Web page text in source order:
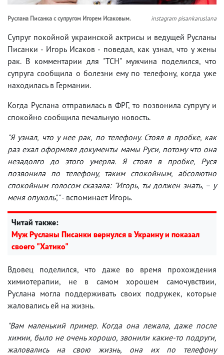
Руслана Писанка с супругом Игорем Исаковым. instagram pisankaruslana
Супруг покойной украинской актрисы и ведущей Русланы
Писанки - Игорь Исаков - поведал, как узнал, что у жены
рак. В комментарии для "ТСН" мужчина поделился, что
супруга сообщила о болезни ему по телефону, когда уже
находилась в Германии.
Когда Руслана отправилась в ФРГ, то позвонила супругу и
спокойно сообщила печальную новость.
"Я узнал, что у нее рак, по телефону. Стоял в пробке, как
раз ехал оформлял документы мамы Руси, потому что она
незадолго до этого умерла. Я стоял в пробке, Руся
позвонила по телефону, таким спокойным, абсолютно
спокойным голосом сказала: "Игорь, ты должен знать, – у
меня опухоль","- вспоминает Игорь.
Читай также:
Муж Русланы Писанки вернулся в Украину и показал
своего "Хатико"
Вдовец поделился, что даже во время прохождения
химиотерапии, не в самом хорошем самочувствии,
Руслана могла поддерживать своих подружек, которые
жаловались ей на жизнь.
"Вам маленький пример. Когда она лежала, даже после
химии, было не очень хорошо, звонили какие-то подруги,
жаловались на свою жизнь, она их по телефону